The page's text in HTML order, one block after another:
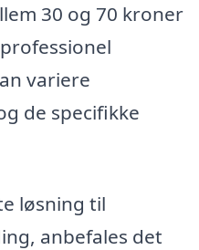
30 og 70 kroner
variere
de specifikke
løsning til
anbefales det